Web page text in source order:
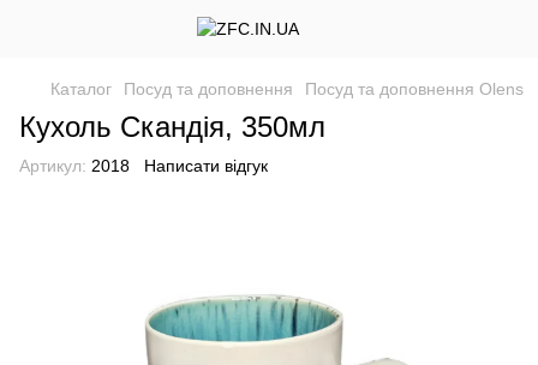
Каталог Посуд та доповнення Посуд та доповнення Olens
Кухоль Скандія, 350мл
Артикул: 2018 Написати відгук